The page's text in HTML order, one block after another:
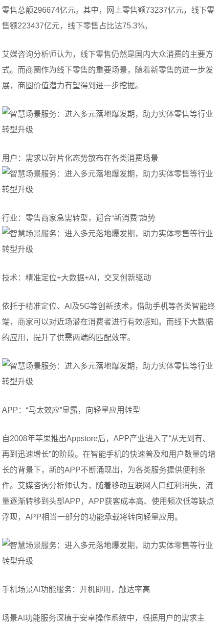
零售总额296674亿元。其中，网上零售额73237亿元，线下零
售额223437亿元，线下零售占比达75.3%。
艾媒咨询分析师认为，线下零售仍然是国内大众消费的主要方
式。而商圈作为线下零售的重要场景，随着新零售的进一步发
展，商圈价值潜力有望得到进一步挖掘。
用户：需求以碎片化态势散布在各类消费场景
行业：零售商家急需转型，迎合“新消费”趋势
技术：精准定位+大数据+AI，交叉创新驱动
依托于精准定位、AI及5G等创新技术，借助手机等各类智能终
端，商家可以对近场潜在消费者进行有效感知。而线下大数据
的应用，提升了供需两端的匹配效率。
APP：“马太效应”显露，向轻量应用转型
自2008年苹果推出Appstore后，APP产业进入了“从无到有、
再到迅速增长”的阶段。在智能手机的快速普及和用户数量的增
长的背景下，新的APP不断涌现出，为各类服务提供便利条
件。艾媒咨询分析师认为，随着移动互联网人口红利消失，流
量逐渐转移到头部APP，APP获客成本高、使用频次低等缺点
浮现，APP相当一部分的功能承载将转向轻量应用。
手机场景AI功能服务：开机即用，触达率高
场景AI功能服务深植于安卓操作系统中，根据用户的需求主